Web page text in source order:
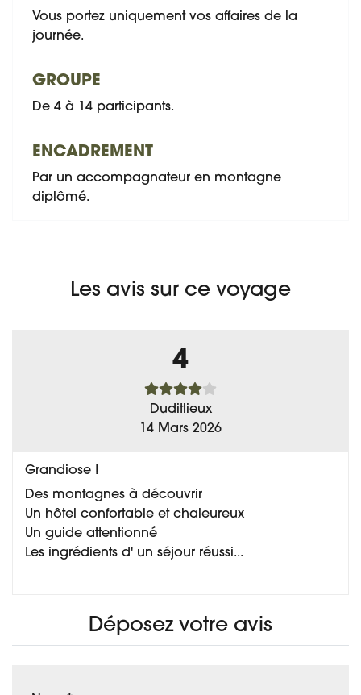
Vous portez uniquement vos affaires de la
journée.
GROUPE
De 4 à 14 participants.
ENCADREMENT
Par un accompagnateur en montagne
diplômé.
Les avis sur ce voyage
4
Duditlieux
14 Mars 2026
Grandiose !
Des montagnes à découvrir
Un hôtel confortable et chaleureux
Un guide attentionné
Les ingrédients d' un séjour réussi...
Déposez votre avis